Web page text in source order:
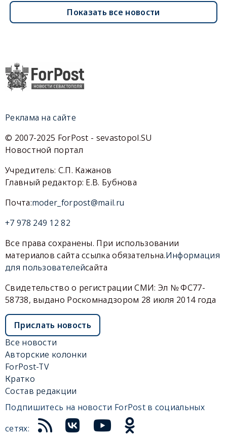
Показать все новости
Реклама на сайте
© 2007-2025 ForPost - sevastopol.SU
Новостной портал
Учредитель: С.П. Кажанов
Главный редактор: Е.В. Бубнова
Почта:moder_forpost@mail.ru
+7 978 249 12 82
Все права сохранены. При использовании
материалов сайта ссылка обязательна.Информация
для пользователейсайта
Свидетельство о регистрации СМИ: Эл № ФС77-
58738, выдано Роскомнадзором 28 июля 2014 года
Прислать новость
Все новости
Авторские колонки
ForPost-TV
Кратко
Состав редакции
Подпишитесь на новости ForPost в социальных
сетях: